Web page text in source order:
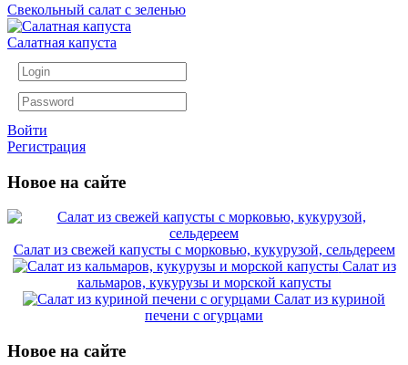
Свекольный салат с зеленью
Салатная капуста
Войти
Регистрация
Новое на сайте
Салат из свежей капусты с морковью, кукурузой, сельдереем
Салат из
кальмаров, кукурузы и морской капусты
Салат из куриной
печени с огурцами
Новое на сайте